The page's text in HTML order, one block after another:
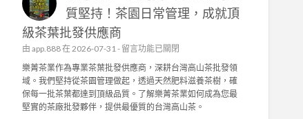
質堅持！茶園日常管理，成就頂
級茶葉批發供應商
由 app.888在 2026-07-31 - 在
〈
樂
菁
茶
業
留言功能已關閉
樂菁茶業作為專業茶葉批發供應商，深耕台灣高山茶批發領
域。我們堅持從茶園管理做起，透過天然肥料滋養茶樹，確
保每一批茶葉都達到頂級品質。了解樂菁茶業如何成為您最
堅實的茶廠批發夥伴，提供最優質的台灣高山茶。